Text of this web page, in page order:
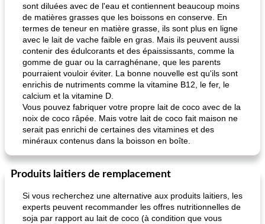
sont diluées avec de l'eau et contiennent beaucoup moins
de matières grasses que les boissons en conserve. En
termes de teneur en matière grasse, ils sont plus en ligne
avec le lait de vache faible en gras. Mais ils peuvent aussi
contenir des édulcorants et des épaississants, comme la
gomme de guar ou la carraghénane, que les parents
pourraient vouloir éviter. La bonne nouvelle est qu'ils sont
enrichis de nutriments comme la vitamine B12, le fer, le
calcium et la vitamine D.
Vous pouvez fabriquer votre propre lait de coco avec de la
noix de coco râpée. Mais votre lait de coco fait maison ne
serait pas enrichi de certaines des vitamines et des
minéraux contenus dans la boisson en boîte.
Produits laitiers de remplacement
Si vous recherchez une alternative aux produits laitiers, les
experts peuvent recommander les offres nutritionnelles de
soja par rapport au lait de coco (à condition que vous